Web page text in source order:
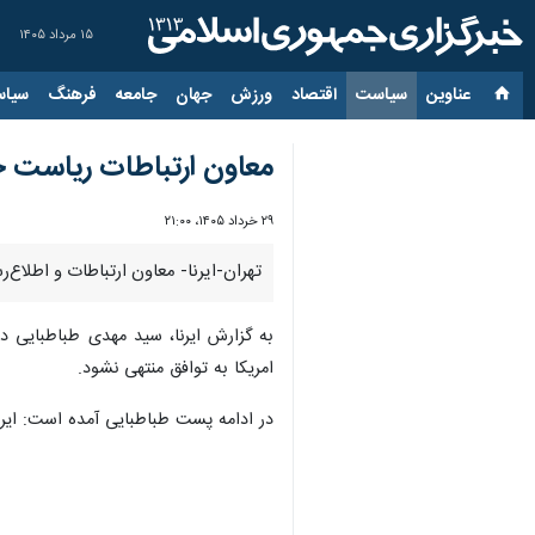
۱۵ مرداد ۱۴۰۵
عناوین‌ سیاست اقتصاد ورزش جهان جامعه فرهنگ
معاون ارتباطات
۲۹ خرداد ۱۴۰۵، ۲۱:۰۰
تهران-ایرنا- معاون ارتباطات و
به گزارش ایرنا، سید مهدی
امریکا به توافق منتهی نشود.
در ادامه پست طباطبایی آمده است: